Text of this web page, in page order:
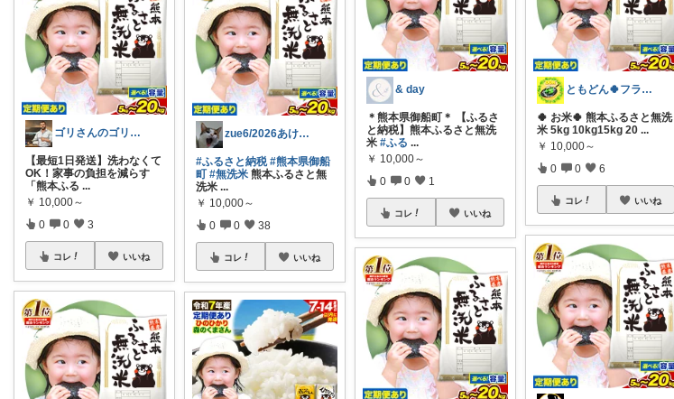
ゴリさんのゴリ押し
​【最短1日発送】洗わなくて
OK！家事の負担を減らす
「熊本ふる ...
￥ 10,000～
0 0 3
コレ いいね
zue6/2026あけおめ🎍🐴
#ふるさと納税 #熊本県御船
町 #無洗米 熊本ふるさと無
洗米...
￥ 10,000～
0 0 38
コレ いいね
& day
＊熊本県御船町＊ 【ふるさ
と納税】熊本ふるさと無洗
米#ふる ...
￥ 10,000～
0 0 1
コレ いいね
ともどん🍀フライパン料理ある暮らし🍳
🍀 お米🍀 熊本ふるさと無洗
米 5kg 10kg15kg 20 ...
￥ 10,000～
0 0 6
コレ いいね